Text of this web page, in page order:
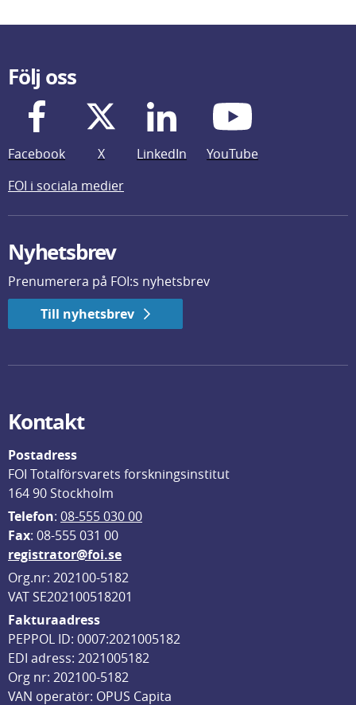
Följ oss
Facebook X LinkedIn
YouTube
FOI i sociala medier
Nyhetsbrev
Prenumerera på FOI:s nyhetsbrev
Till nyhetsbrev
Kontakt
Postadress
FOI Totalförsvarets forskningsinstitut
164 90 Stockholm
Telefon: 08-555 030 00
Fax: 08-555 031 00
registrator@foi.se
Org.nr: 202100-5182
VAT SE202100518201
Fakturaadress
PEPPOL ID: 0007:2021005182
EDI adress: 2021005182
Org nr: 202100-5182
VAN operatör: OPUS Capita